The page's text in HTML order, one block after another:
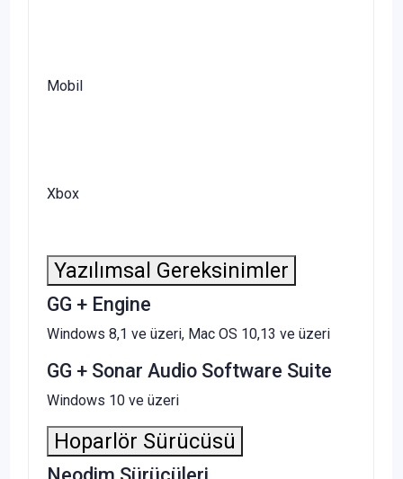
Mobil
Xbox
Yazılımsal Gereksinimler
GG + Engine
Windows 8,1 ve üzeri, Mac OS 10,13 ve üzeri
GG + Sonar Audio Software Suite
Windows 10 ve üzeri
Hoparlör Sürücüsü